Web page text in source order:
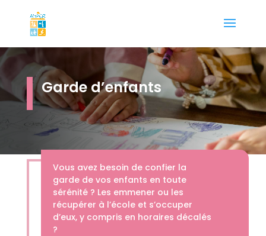
Garde d’enfants
Vous avez besoin de confier la
garde de vos enfants en toute
sérénité ? Les emmener ou les
récupérer à l’école et s’occuper
d’eux, y compris en horaires décalés
?